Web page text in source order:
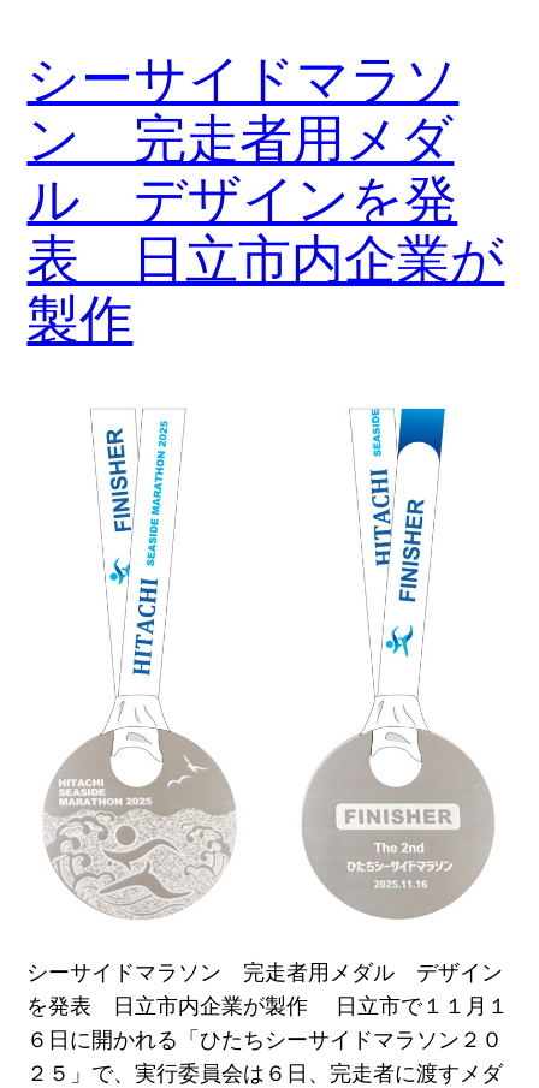
シーサイドマラソ
ン 完走者用メダ
ル デザインを発
表 日立市内企業が
製作
シーサイドマラソン 完走者用メダル デザイン
を発表 日立市内企業が製作 日立市で１１月１
６日に開かれる「ひたちシーサイドマラソン２０
２５」で、実行委員会は６日、完走者に渡すメダ